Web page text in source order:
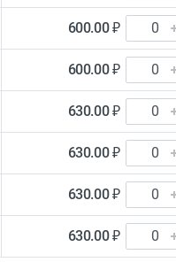
600.00 ₽
600.00 ₽
630.00 ₽
630.00 ₽
630.00 ₽
630.00 ₽